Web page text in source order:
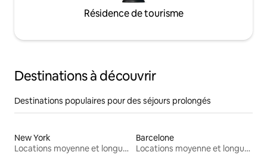
Résidence de tourisme
Destinations à découvrir
Destinations populaires pour des séjours prolongés
New York
Locations moyenne et longue durée
Barcelone
Locations moyenne et longue durée